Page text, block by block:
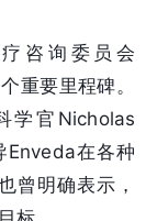
咨询委员会
重要里程碑。
学官Nicholas
Enveda在各种
曾明确表示，